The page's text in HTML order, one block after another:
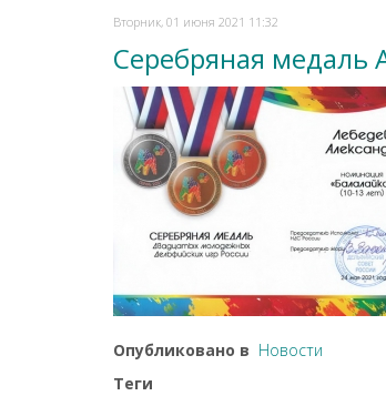
Вторник, 01 июня 2021 11:32
Серебряная медаль
Опубликовано в Новости
Теги